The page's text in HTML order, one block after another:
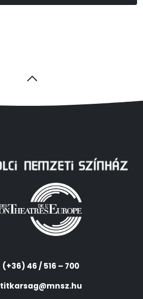
(+36) 46 / 516 – 700
titkarsag@mnsz.hu